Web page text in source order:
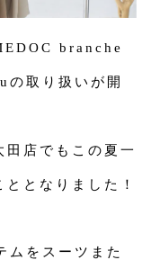
branche
の取り扱いが開
田店でもこの夏一
となりました！
ムをスーツまた